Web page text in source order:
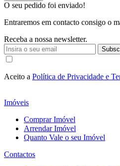
O seu pedido foi enviado!
Entraremos em contacto consigo o
Receba a nossa newsletter.
Aceito a Política de Privacidade e
Imóveis
Comprar Imóvel
Arrendar Imóvel
Quanto Vale o seu Imóvel
Contactos